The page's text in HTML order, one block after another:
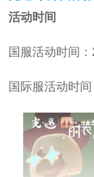
活动时间
国服活动时间
国际服活动时